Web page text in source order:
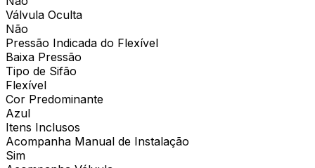
Válvula Oculta
Não
Pressão Indicada do Flexível
Baixa Pressão
Tipo de Sifão
Flexível
Cor Predominante
Azul
Itens Inclusos
Acompanha Manual de Instalação
Sim